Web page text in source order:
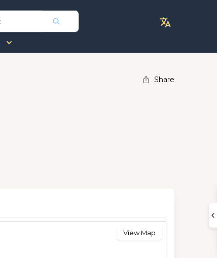
Share
View Map